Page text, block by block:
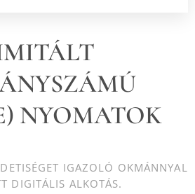
NYOMATOK
IGAZOLÓ OKMÁNNYAL
DIGITÁLIS ALKOTÁS.